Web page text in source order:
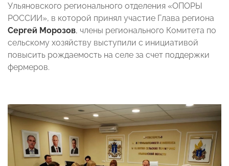
Ульяновского регионального отделения «ОПОРЫ
РОССИИ», в которой принял участие Глава региона
Сергей Морозов, члены регионального Комитета по
сельскому хозяйству выступили с инициативой
повысить рождаемость на селе за счет поддержки
фермеров.